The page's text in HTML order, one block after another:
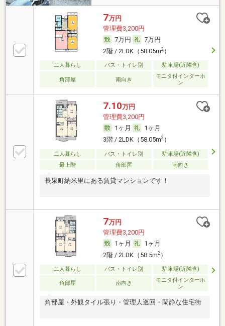
7万円
管理費3,200円
7万円
7万円
2階 / 2LDK（58.05m2）
二人暮らし バス・トイレ別 駐車場(近隣含)
角部屋 南向き
モニタ付インターホ
ン
7.10万円
管理費3,200円
1ヶ月
1ヶ月
3階 / 2LDK（58.05m2）
二人暮らし バス・トイレ別
駐車場(近隣含)
最上階
角部屋 南向き
長泉町納米里にある賃貸マンションです！
7万円
管理費3,200円
1ヶ月
1ヶ月
2階 / 2LDK（58.5m2）
二人暮らし バス・トイレ別 駐車場(近隣含)
角部屋 南向き
モニタ付インターホ
ン
角部屋・外観タイル張り・管理人巡回・閑静な住宅街